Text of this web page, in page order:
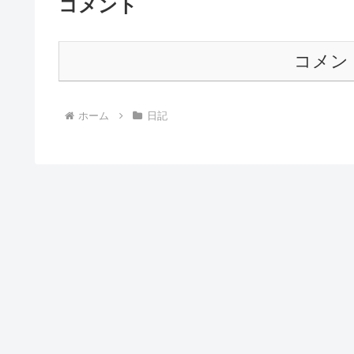
コメント
コメン
ホーム 日記